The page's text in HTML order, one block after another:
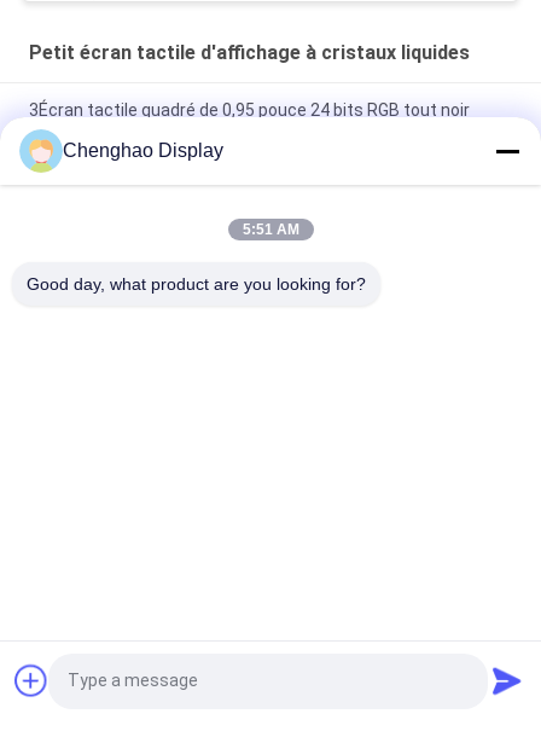
Petit écran tactile d'affichage à cristaux liquides
3Écran tactile quadré de 0,95 pouce 24 bits RGB tout noir
effet 480X480 Panneau LCD TFT
Panneau d'affichage à écran tactile couleur de 3 pouces
800x268 pixels 25 broches IPS Tft Lcd Module
broches Interface MIPI
Écran Tactile LCD
TFT
Demandez un devis
Chenghao Display
5:51 AM
Good day, what product are you looking for?